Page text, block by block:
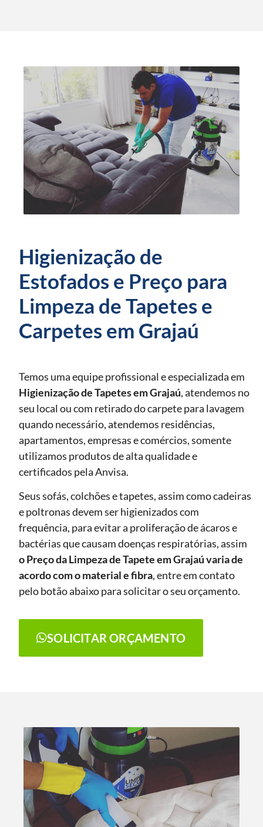
Higienização de
Estofados e Preço para
Limpeza de Tapetes e
Carpetes em Grajaú
Temos uma equipe profissional e especializada em
Higienização de Tapetesem Grajaú, atendemos no
seu local ou com retirado do carpete para lavagem
quando necessário, atendemos residências,
apartamentos, empresas e comércios, somente
utilizamos produtos de alta qualidade e
certificados pela Anvisa.
Seus sofás, colchões e tapetes, assim como cadeiras
e poltronas devem ser higienizados com
frequência, para evitar a proliferação de ácaros e
bactérias que causam doenças respiratórias, assim
o Preço da Limpeza de Tapeteem Grajaúvaria de
acordo com o material e fibra, entre em contato
pelo botão abaixo para solicitar o seu orçamento.
SOLICITAR ORÇAMENTO